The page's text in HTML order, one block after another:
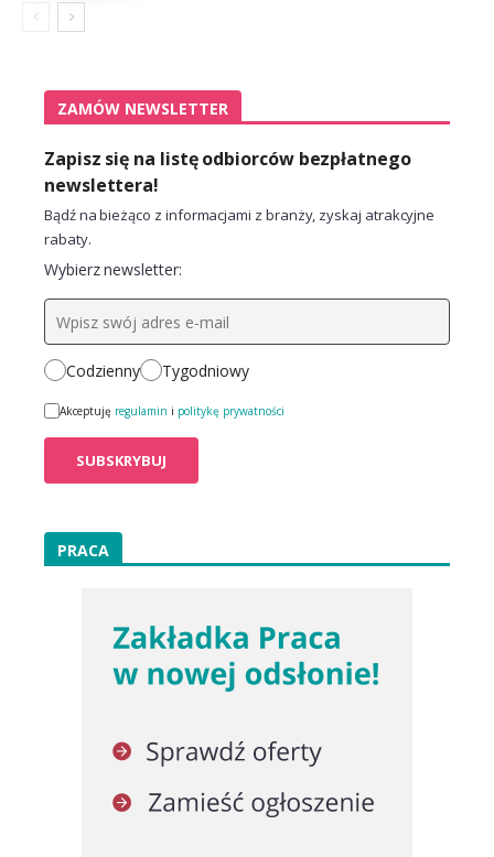
ZAMÓW NEWSLETTER
Zapisz się na listę odbiorców bezpłatnego
newslettera!
Bądź na bieżąco z informacjami z branży, zyskaj atrakcyjne
rabaty.
Wybierz newsletter:
Codzienny Tygodniowy
Akceptuję regulamin i politykę prywatności
PRACA